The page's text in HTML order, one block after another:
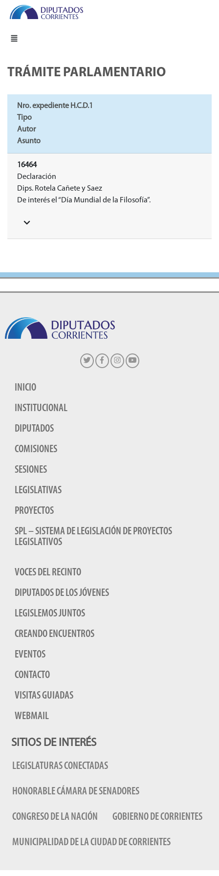
TRÁMITE PARLAMENTARIO
Nro. expediente H.C.D.1
Tipo
Autor
Asunto
16464
Declaración
Dips. Rotela Cañete y Saez
De interés el “Día Mundial de la Filosofía”.
INICIO
INSTITUCIONAL
DIPUTADOS
COMISIONES
SESIONES
LEGISLATIVAS
PROYECTOS
SPL – SISTEMA DE LEGISLACIÓN DE PROYECTOS
LEGISLATIVOS
VOCES DEL RECINTO
DIPUTADOS DE LOS JÓVENES
LEGISLEMOS JUNTOS
CREANDO ENCUENTROS
EVENTOS
CONTACTO
VISITAS GUIADAS
WEBMAIL
SITIOS DE INTERÉS
LEGISLATURAS CONECTADAS
HONORABLE CÁMARA DE SENADORES
CONGRESO DE LA NACIÓN GOBIERNO DE CORRIENTES
MUNICIPALIDAD DE LA CIUDAD DE CORRIENTES